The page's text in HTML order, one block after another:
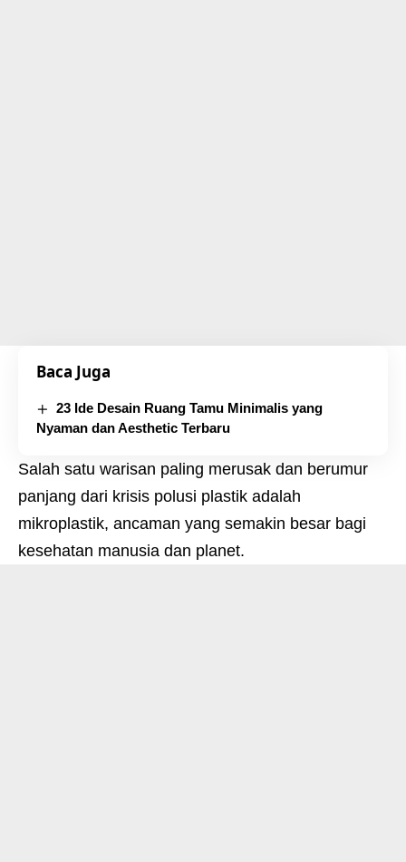
Baca Juga
23 Ide Desain Ruang Tamu Minimalis yang
Nyaman dan Aesthetic Terbaru
Salah satu warisan paling merusak dan berumur
panjang dari krisis polusi plastik adalah
mikroplastik, ancaman yang semakin besar bagi
kesehatan manusia dan planet.